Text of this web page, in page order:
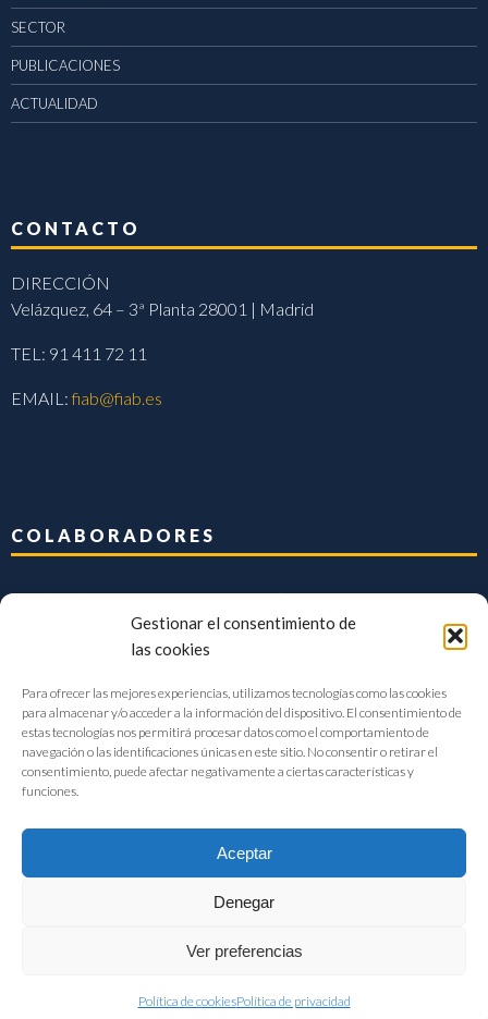
Gestionar el consentimiento de
las cookies
Para ofrecer las mejores experiencias, utilizamos tecnologías como las cookies
para almacenar y/o acceder a la información del dispositivo. El consentimiento de
estas tecnologías nos permitirá procesar datos como el comportamiento de
navegación o las identificaciones únicas en este sitio. No consentir o retirar el
consentimiento, puede afectar negativamente a ciertas características y
funciones.
Aceptar
Denegar
Ver preferencias
Política de cookiesPolítica de privacidad
SECTOR
PUBLICACIONES
ACTUALIDAD
CONTACTO
DIRECCIÓN
Velázquez, 64 – 3ª Planta 28001 | Madrid
TEL: 91 411 72 11
EMAIL:fiab@fiab.es
COLABORADORES
FIAB Federación Española de Industrias de la Alimentación y Bebidas